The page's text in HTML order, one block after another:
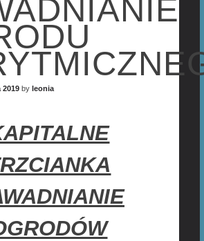
2019by leonia